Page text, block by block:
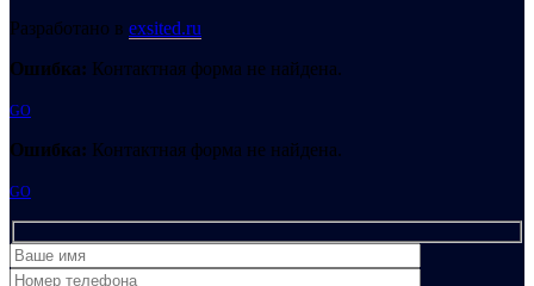
Разработано в exsited.ru
Ошибка: Контактная форма не найдена.
GO
Ошибка: Контактная форма не найдена.
GO